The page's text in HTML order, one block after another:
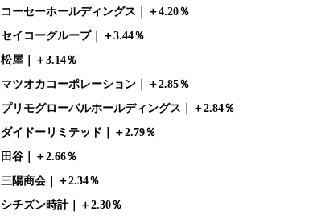
コーセーホールディングス｜＋4.20％
セイコーグループ｜＋3.44％
松屋｜＋3.14％
マツオカコーポレーション｜＋2.85％
プリモグローバルホールディングス｜＋2.84％
ダイドーリミテッド｜＋2.79％
田谷｜＋2.66％
三陽商会｜＋2.34％
シチズン時計｜＋2.30％